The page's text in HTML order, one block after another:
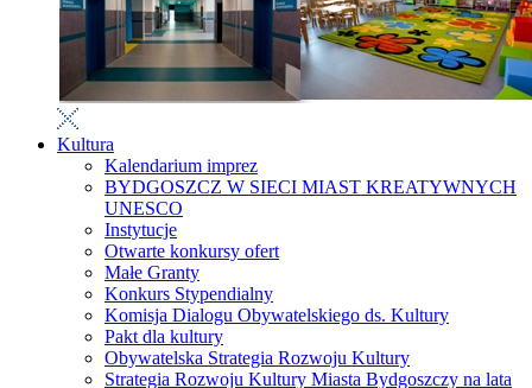
Kultura
Kalendarium imprez
BYDGOSZCZ W SIECI MIAST KREATYWNYCH
UNESCO
Instytucje
Otwarte konkursy ofert
Małe Granty
Konkurs Stypendialny
Komisja Dialogu Obywatelskiego ds. Kultury
Pakt dla kultury
Obywatelska Strategia Rozwoju Kultury
Strategia Rozwoju Kultury Miasta Bydgoszczy na lata